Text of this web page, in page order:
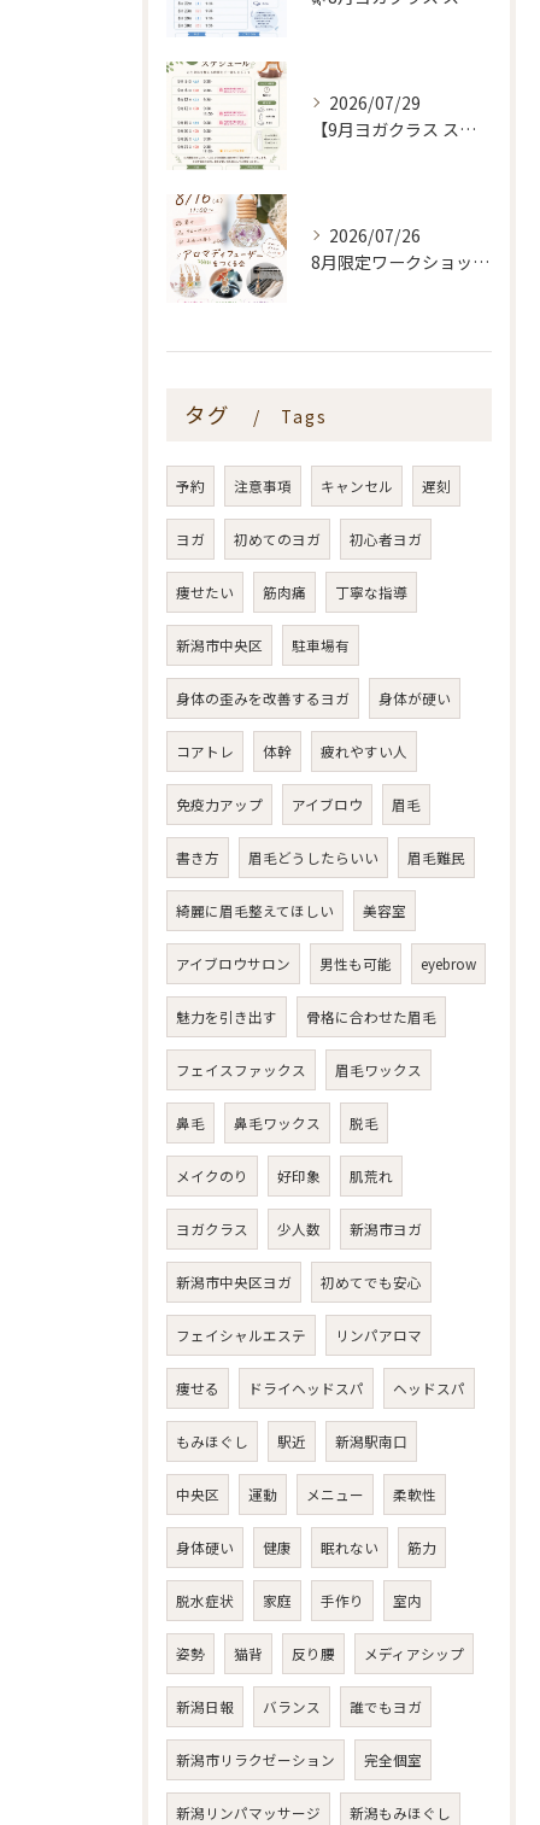
2026/07/29
【9月ヨガクラス スケジュールのお知らせ🌿】
2026/07/26
8月限定ワークショップ🌿🫧
タグ Tags
予約 注意事項 キャンセル 遅刻
ヨガ 初めてのヨガ 初心者ヨガ
痩せたい 筋肉痛 丁寧な指導
新潟市中央区 駐車場有
身体の歪みを改善するヨガ 身体が硬い
コアトレ 体幹 疲れやすい人
免疫力アップ アイブロウ 眉毛
書き方 眉毛どうしたらいい 眉毛難民
綺麗に眉毛整えてほしい 美容室
アイブロウサロン 男性も可能 eyebrow
魅力を引き出す 骨格に合わせた眉毛
フェイスファックス 眉毛ワックス
鼻毛 鼻毛ワックス 脱毛
メイクのり 好印象 肌荒れ
ヨガクラス 少人数 新潟市ヨガ
新潟市中央区ヨガ 初めてでも安心
フェイシャルエステ リンパアロマ
痩せる ドライヘッドスパ ヘッドスパ
もみほぐし 駅近 新潟駅南口
中央区 運動 メニュー 柔軟性
身体硬い 健康 眠れない 筋力
脱水症状 家庭 手作り 室内
姿勢 猫背 反り腰 メディアシップ
新潟日報 バランス 誰でもヨガ
新潟市リラクゼーション 完全個室
新潟リンパマッサージ 新潟もみほぐし